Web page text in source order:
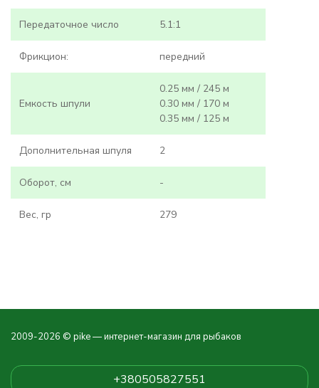
Передаточное число 5.1:1
Фрикцион: передний
Емкость шпули
0.25 мм / 245 м
0.30 мм / 170 м
0.35 мм / 125 м
Дополнительная шпуля 2
Оборот, см -
Вес, гр 279
2009-2026 © pike — интернет-магазин для рыбаков
+380505827551